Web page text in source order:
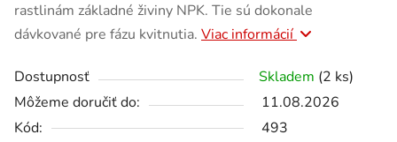
rastlinám základné živiny NPK. Tie sú dokonale
dávkované pre fázu kvitnutia. Viac informácií
Dostupnosť Skladem (2 ks)
Môžeme doručiť do:
11.08.2026
Kód:
493